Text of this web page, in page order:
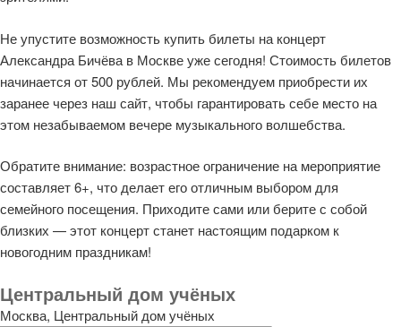
Не упустите возможность купить билеты на концерт
Александра Бичёва в Москве уже сегодня! Стоимость билетов
начинается от 500 рублей. Мы рекомендуем приобрести их
заранее через наш сайт, чтобы гарантировать себе место на
этом незабываемом вечере музыкального волшебства.
Обратите внимание: возрастное ограничение на мероприятие
составляет 6+, что делает его отличным выбором для
семейного посещения. Приходите сами или берите с собой
близких — этот концерт станет настоящим подарком к
новогодним праздникам!
Центральный дом учёных
Москва, Центральный дом учёных